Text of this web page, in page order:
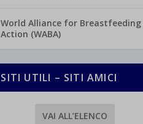
World Alliance for Breastfeeding
Action (WABA)
SITI UTILI – SITI AMICI
VAI ALL’ELENCO